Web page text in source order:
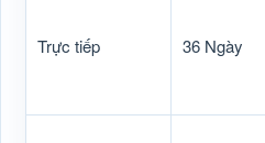
Trực tiếp 36 Ngày